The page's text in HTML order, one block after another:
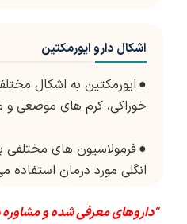
اشکال دارو ایورمکتین
● ایورمکتین به اشکال
خوراکی، کرم های موضعی
●فرمولاسیون های
انگلی مورد درمان استفاده
"داروهای معرفی شده و